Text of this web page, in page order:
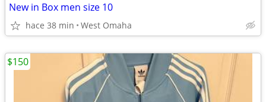
New in Box men size 10
hace 38 min West Omaha
$150